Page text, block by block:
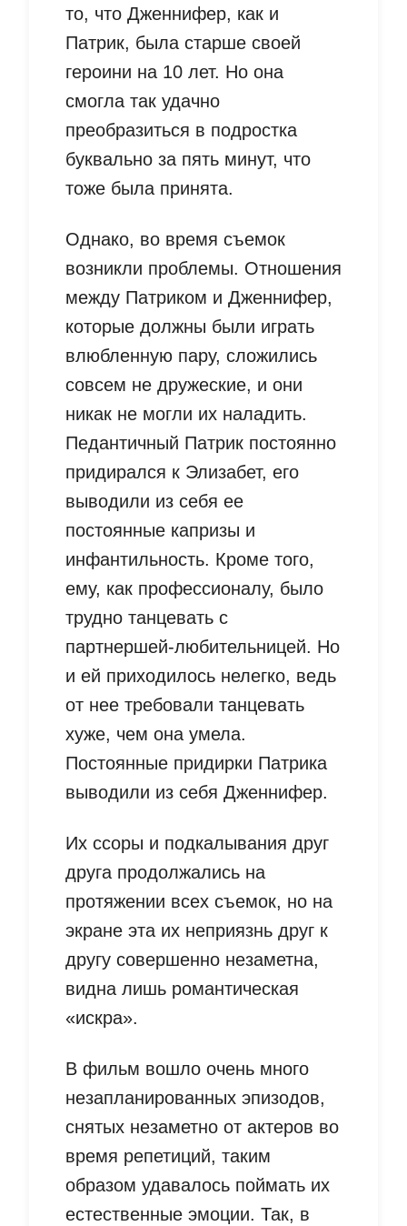
то, что Дженнифер, как и
Патрик, была старше своей
героини на 10 лет. Но она
смогла так удачно
преобразиться в подростка
буквально за пять минут, что
тоже была принята.
Однако, во время съемок
возникли проблемы. Отношения
между Патриком и Дженнифер,
которые должны были играть
влюбленную пару, сложились
совсем не дружеские, и они
никак не могли их наладить.
Педантичный Патрик постоянно
придирался к Элизабет, его
выводили из себя ее
постоянные капризы и
инфантильность. Кроме того,
ему, как профессионалу, было
трудно танцевать с
партнершей-любительницей. Но
и ей приходилось нелегко, ведь
от нее требовали танцевать
хуже, чем она умела.
Постоянные придирки Патрика
выводили из себя Дженнифер.
Их ссоры и подкалывания друг
друга продолжались на
протяжении всех съемок, но на
экране эта их неприязнь друг к
другу совершенно незаметна,
видна лишь романтическая
«искра».
В фильм вошло очень много
незапланированных эпизодов,
снятых незаметно от актеров во
время репетиций, таким
образом удавалось поймать их
естественные эмоции. Так, в